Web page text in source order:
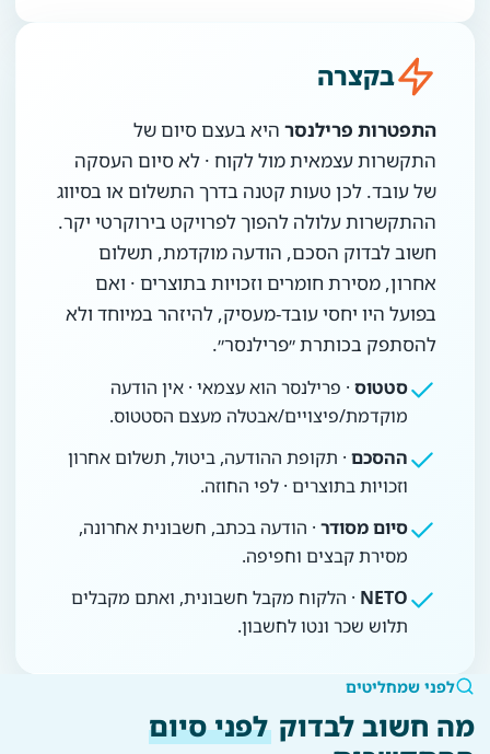
בקצרה
התפטרות פרילנסר היא בעצם סיום של
התקשרות עצמאית מול לקוח · לא סיום העסקה
של עובד. לכן טעות קטנה בדרך התשלום או בסיווג
ההתקשרות עלולה להפוך לפרויקט בירוקרטי יקר.
חשוב לבדוק הסכם, הודעה מוקדמת, תשלום
אחרון, מסירת חומרים וזכויות בתוצרים · ואם
בפועל היו יחסי עובד-מעסיק, להיזהר במיוחד ולא
להסתפק בכותרת ״פרילנסר״.
סטטוס · פרילנסר הוא עצמאי · אין הודעה
מוקדמת/פיצויים/אבטלה מעצם הסטטוס.
ההסכם · תקופת ההודעה, ביטול, תשלום אחרון
וזכויות בתוצרים · לפי החוזה.
סיום מסודר · הודעה בכתב, חשבונית אחרונה,
מסירת קבצים וחפיפה.
NETO · הלקוח מקבל חשבונית, ואתם מקבלים
תלוש שכר ונטו לחשבון.
לפני שמחליטים
מה חשוב לבדוק לפני סיום